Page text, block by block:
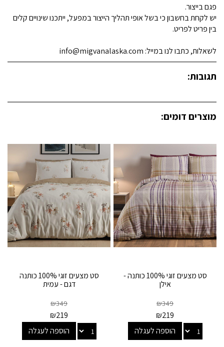
פגם בייצור.
יש לקחת בחשבון כי בשל אופי תהליך הייצור במפעל, ייתכנו שינויים קלים
בין פריט לפריט.
לשאלות, כתבו לנו במייל: info@migvanalaska.com
תגובות:
מוצרים דומים:
סט מצעים זוגי 100% כותנה -
אילן
₪349
₪219
הוספה לעגלה
סט מצעים זוגי 100% כותנה
דגם - עמית
₪349
₪219
הוספה לעגלה